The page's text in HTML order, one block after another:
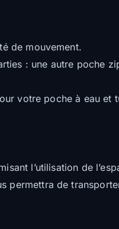
de mouvement.
: une autre poche
votre poche à eau et
l’utilisation de
permettra de